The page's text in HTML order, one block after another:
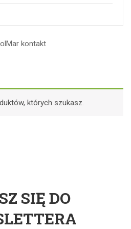
których szukasz.
SIĘ DO